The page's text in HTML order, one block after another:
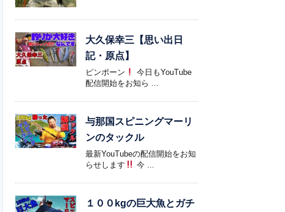
大久保幸三【思い出日
記・原点】
ピンポーン
今日もYouTube
配信開始をお知ら ...
与那国スピニングマーリ
ンのタックル
最新YouTubeの配信開始をお知
らせします
今 ...
１００kgの巨大魚とガチ